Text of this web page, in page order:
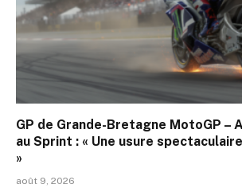
GP de Grande-Bretagne MotoGP –
au Sprint : « Une usure
»
août 9, 2026